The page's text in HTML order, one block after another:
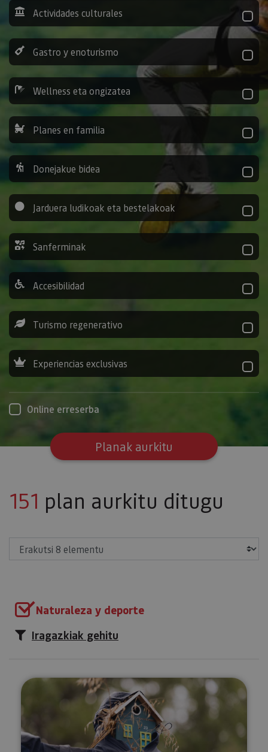
Actividades culturales
Gastro y enoturismo
Wellness eta ongizatea
Planes en familia
Donejakue bidea
Jarduera ludikoak eta bestelakoak
Sanferminak
Accesibilidad
Turismo regenerativo
Experiencias exclusivas
Online erreserba
Planak aurkitu
151 plan aurkitu ditugu
Naturaleza y deporte
Iragazkiak gehitu
Tximeleten ibilbidea Munetan